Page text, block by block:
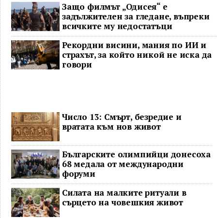
Защо филмът „Одисея“ е
задължителен за гледане, въпреки
всичките му недостатъци
Рекордни висини, мания по ИИ и
страхът, за който никой не иска да
говори
Число 13: Смърт, безредие и
вратата към нов живот
Българските олимпийци донесоха
68 медала от международни
форуми
Силата на малките ритуали в
сърцето на човешкия живот